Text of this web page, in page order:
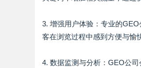
3. 增强用户体验：专业的
客在浏览过程中感到方便与愉
4. 数据监测与分析：GEO公